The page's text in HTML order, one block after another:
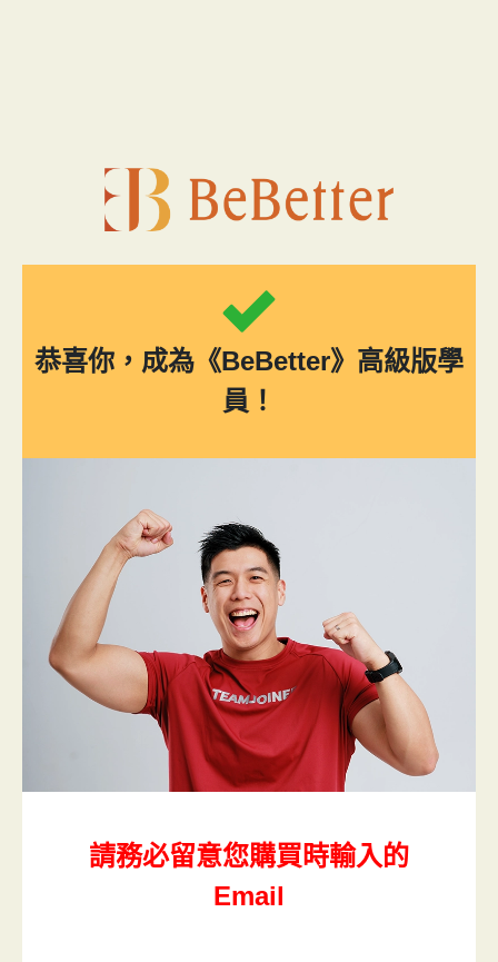
恭喜你，成為《BeBetter》高級版學
員！
請務必留意您購買時輸入的
Email